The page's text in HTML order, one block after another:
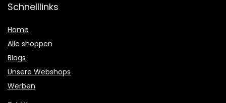
Schnelllinks
Home
Alle shoppen
Blogs
Unsere Webshops
Werben